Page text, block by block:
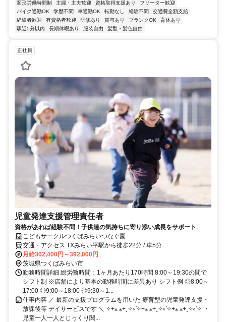
変形労働時間制 主婦・主夫歓迎 資格取得支援あり
フリーター歓迎
バイク通勤OK
学歴不問 車通勤OK 転勤なし 経験不問
交通費全額支給
経験者歓迎
有資格者歓迎 研修あり 賞与あり ブランクOK
育休あり
駅近5分以内
長期休暇あり 服装自由 髪型・髪色自由
正社員
児童発達支援管理責任者
資格があれば経験不問！子供達の気持ちに寄り添い成長をサポート
こどもサークルつくばみらいつなぐ園
交通・アクセス TXみらい平駅から徒歩22分 / 車5分
月給302,400円～392,000円
茨城県つくばみらい市
勤務時間詳細 総労働時間：1ヶ月あたり170時間 8:00～19:30の間で
シフト制 ※店舗により基本の勤務時間に差異あり シフト例 ◎8:00～
17:00 ◎9:00～18:00 ◎9:30～1...
仕事内容 ／ 最新の支援プログラムを用いた 療育型の児童発達支援・
放課後等 デイサービスです ＼ ✧+⁎ ⁎+˳✧༚ ̊✧+⁎ ⁎+˳✧༚ ̊✧+⁎ ⁎+˳✧༚ ̊✧ ・
児童一人一人とじっくり関...